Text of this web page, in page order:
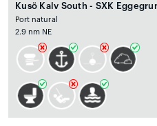
Kusö Kalv South - SXK
Port natural
2.9 nm NE